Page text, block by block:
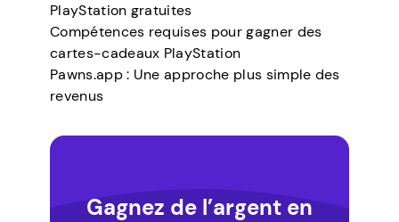
PlayStation gratuites
Compétences requises pour gagner des
cartes-cadeaux PlayStation
Pawns.app : Une approche plus simple des
revenus
Gagnez de l’argent en